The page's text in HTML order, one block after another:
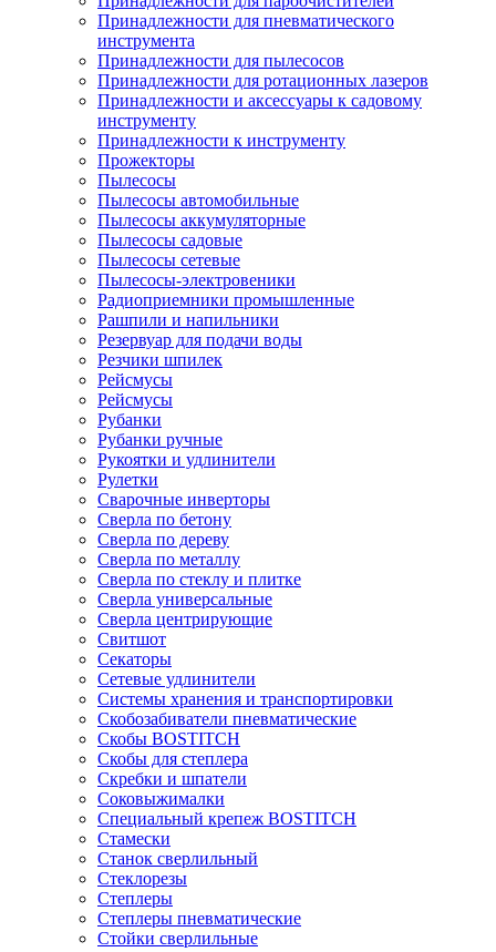
Принадлежности для пневматического
инструмента
Принадлежности для пылесосов
Принадлежности для ротационных лазеров
Принадлежности и аксессуары к садовому
инструменту
Принадлежности к инструменту
Прожекторы
Пылесосы
Пылесосы автомобильные
Пылесосы аккумуляторные
Пылесосы садовые
Пылесосы сетевые
Пылесосы-электровеники
Радиоприемники промышленные
Рашпили и напильники
Резервуар для подачи воды
Резчики шпилек
Рейсмусы
Рейсмусы
Рубанки
Рубанки ручные
Рукоятки и удлинители
Рулетки
Сварочные инверторы
Сверла по бетону
Сверла по дереву
Сверла по металлу
Сверла по стеклу и плитке
Сверла универсальные
Сверла центрирующие
Свитшот
Секаторы
Сетевые удлинители
Системы хранения и транспортировки
Скобозабиватели пневматические
Скобы BOSTITCH
Скобы для степлера
Скребки и шпатели
Соковыжималки
Специальный крепеж BOSTITCH
Стамески
Станок сверлильный
Стеклорезы
Степлеры
Степлеры пневматические
Стойки сверлильные